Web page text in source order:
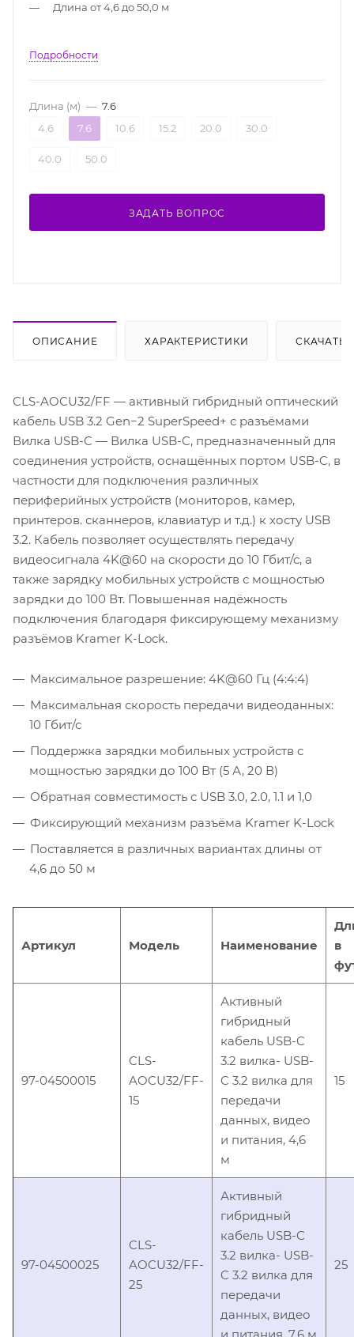
Длина от 4,6 до 50,0 м
Подробности
Длина (м) — 7.6
4.6
7.6 10.6 15.2 20.0 30.0
40.0 50.0
ЗАДАТЬ ВОПРОС
ОПИСАНИЕ ХАРАКТЕРИСТИКИ СКАЧАТЬ
CLS-AOCU32/FF — активный гибридный оптический
кабель USB 3.2 Gen−2 SuperSpeed+ с разъёмами
Вилка USB-C — Вилка USB-C, предназначенный для
соединения устройств, оснащённых портом USB-C, в
частности для подключения различных
периферийных устройств (мониторов, камер,
принтеров. сканнеров, клавиатур и т.д.) к хосту USB
3.2. Кабель позволяет осуществлять передачу
видеосигнала 4K@60 на скорости до 10 Гбит/с, а
также зарядку мобильных устройств с мощностью
зарядки до 100 Вт. Повышенная надёжность
подключения благодаря фиксирующему механизму
разъёмов Kramer K-Lock.
Максимальное разрешение: 4K@60 Гц (4:4:4)
Максимальная скорость передачи видеоданных:
10 Гбит/с
Поддержка зарядки мобильных устройств с
мощностью зарядки до 100 Вт (5 А, 20 В)
Обратная совместимость с USB 3.0, 2.0, 1.1 и 1,0
Фиксирующий механизм разъёма Kramer K-Lock
Поставляется в различных вариантах длины от
4,6 до 50 м
Артикул Модель Наименование
в
97-04500015
CLS-
AOCU32/FF-
15
Активный
гибридный
кабель USB-C
3.2 вилка- USB-
C 3.2 вилка для
передачи
данных, видео
и питания, 4,6
м
15
97-04500025
CLS-
AOCU32/FF-
25
Активный
гибридный
кабель USB-C
3.2 вилка- USB-
C 3.2 вилка для
передачи
данных, видео
25